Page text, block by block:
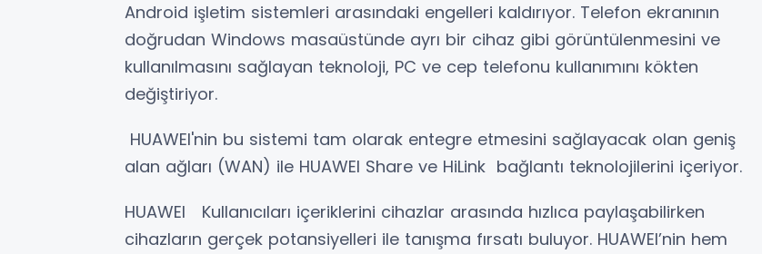
Android işletim sistemleri arasındaki engelleri kaldırıyor. Telefon ekranının
doğrudan Windows masaüstünde ayrı bir cihaz gibi görüntülenmesini ve
kullanılmasını sağlayan teknoloji, PC ve cep telefonu kullanımını kökten
değiştiriyor.
HUAWEI'nin bu sistemi tam olarak entegre etmesini sağlayacak olan geniş
alan ağları (WAN) ile HUAWEI Share ve HiLink bağlantı teknolojilerini içeriyor.
HUAWEI Kullanıcıları içeriklerini cihazlar arasında hızlıca paylaşabilirken
cihazların gerçek potansiyelleri ile tanışma fırsatı buluyor. HUAWEI’nin hem